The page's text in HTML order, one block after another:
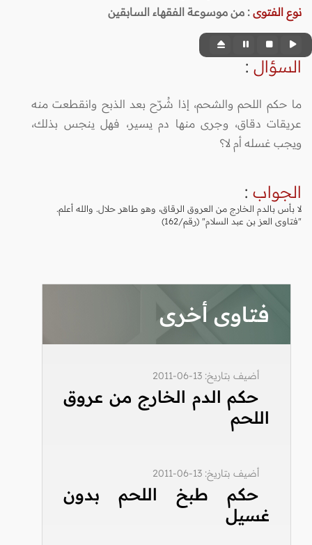
نوع الفتوى : من موسوعة الفقهاء السابقين
السؤال :
ما حكم اللحم والشحم، إذا شُرّح بعد الذبح وانقطعت منه
عريقات دقاق، وجرى منها دم يسير، فهل ينجس بذلك،
ويجب غسله أم لا؟
الجواب :
لا بأس بالدم الخارج من العروق الرقاق، وهو طاهر حلال. والله أعلم.
"فتاوى العز بن عبد السلام" (رقم/162)
فتاوى أخرى
أضيف بتاريخ: 13-06-2011
حكم الدم الخارج من عروق
اللحم
أضيف بتاريخ: 13-06-2011
حكم طبخ اللحم بدون
غسيل